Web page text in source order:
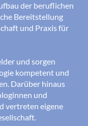
der beruflichen
Bereitstellung
und Praxis für
und sorgen
kompetent und
Darüber hinaus
und
vertreten eigene